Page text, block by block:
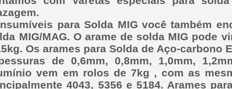
para Solda MIG você também
MIG/MAG. O arame de solda MIG pode
Os arames para Solda de Aço-carbono
de 0,6mm, 0,8mm, 1,0mm,
vem em rolos de 7kg , com as
4043, 5356 e 5184. Arames